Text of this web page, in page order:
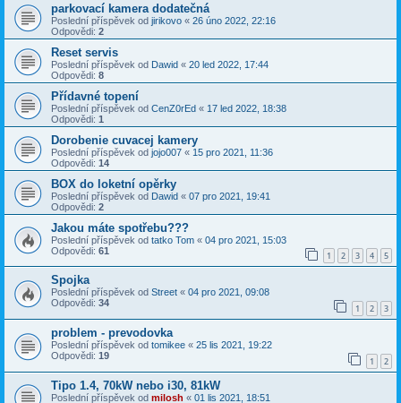
parkovací kamera dodatečná
Poslední příspěvek od jirikovo « 26 úno 2022, 22:16
Odpovědi: 2
Reset servis
Poslední příspěvek od Dawid « 20 led 2022, 17:44
Odpovědi: 8
Přídavné topení
Poslední příspěvek od CenZ0rEd « 17 led 2022, 18:38
Odpovědi: 1
Dorobenie cuvacej kamery
Poslední příspěvek od jojo007 « 15 pro 2021, 11:36
Odpovědi: 14
BOX do loketní opěrky
Poslední příspěvek od Dawid « 07 pro 2021, 19:41
Odpovědi: 2
Jakou máte spotřebu???
Poslední příspěvek od tatko Tom « 04 pro 2021, 15:03
Odpovědi: 61 1 2 3 4 5
Spojka
Poslední příspěvek od Street « 04 pro 2021, 09:08
Odpovědi: 34 1 2 3
problem - prevodovka
Poslední příspěvek od tomikee « 25 lis 2021, 19:22
Odpovědi: 19 1 2
Tipo 1.4, 70kW nebo i30, 81kW
Poslední příspěvek od milosh « 01 lis 2021, 18:51